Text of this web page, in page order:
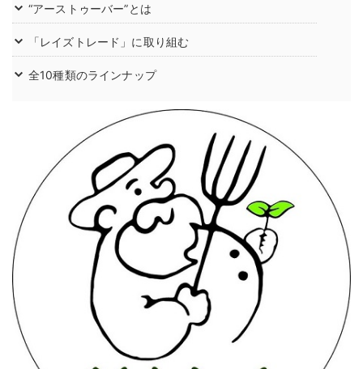
“アーストゥーバー”とは
「レイズトレード」に取り組む
全10種類のラインナップ